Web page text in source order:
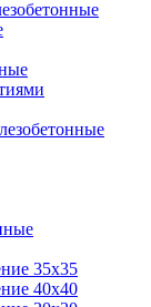
35x35
40x40